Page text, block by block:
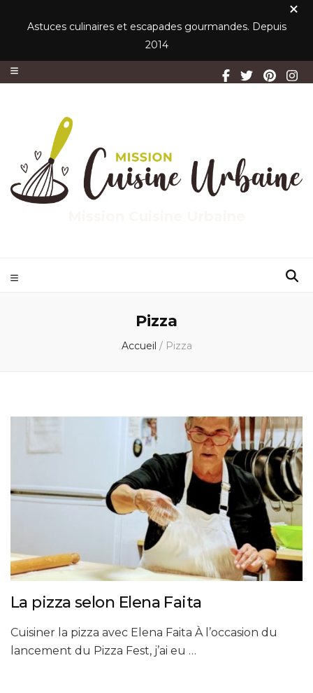
Astuces culinaires et escapades gourmandes. Depuis
2014
Pizza
Accueil / Pizza
La pizza selon Elena Faita
Cuisiner la pizza avec Elena Faita À l’occasion du
lancement du Pizza Fest, j’ai eu …